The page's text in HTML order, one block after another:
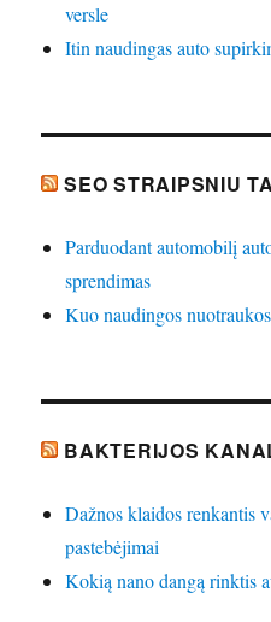
versle
Itin naudingas auto
SEO STRAIPSNIU
Parduodant automobilį
sprendimas
Kuo naudingos
BAKTERIJOS
Dažnos klaidos renkantis
pastebėjimai
Kokią nano dangą rinktis